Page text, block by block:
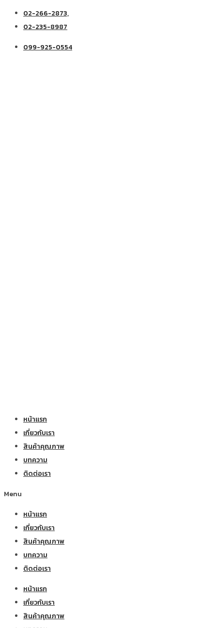
02-266-2873,
02-235-8987
099-925-0554
หน้าแรก
เกี่ยวกับเรา
สินค้าคุณภาพ
บทความ
ติดต่อเรา
Menu
หน้าแรก
เกี่ยวกับเรา
สินค้าคุณภาพ
บทความ
ติดต่อเรา
หน้าแรก
เกี่ยวกับเรา
สินค้าคุณภาพ